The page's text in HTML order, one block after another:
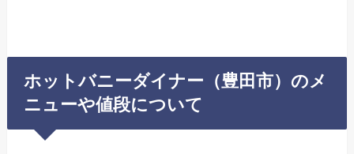
ホットバニーダイナー（豊田市）のメ
ニューや値段について